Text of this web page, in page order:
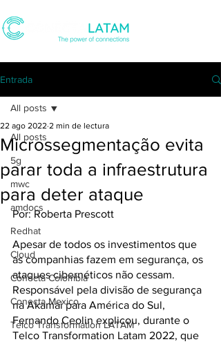
Entrada
All posts
5g
mwc
amdocs
Redhat
Cloud
Conecta Colombia
Conecta Mexico
Telco Transformation LATAM
All posts
Microssegmentação evita
parar toda a infraestrutura
para deter ataque
22 ago 2022 2 min de lectura
Por: Roberta Prescott
Apesar de todos os investimentos que
as companhias fazem em segurança, os
ataques cibernéticos não cessam.
Responsável pela divisão de segurança
na Akamai para América do Sul,
Fernando Ceolin explicou, durante o
Telco Transformation Latam 2022, que